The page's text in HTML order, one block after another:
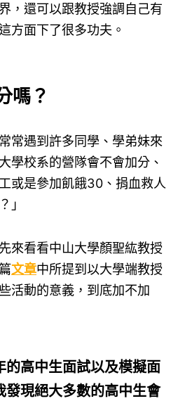
，還可以跟教授強調自己有
方面下了很多功夫。
嗎？
常遇到許多同學、學弟妹來
學校系的營隊會不會加分、
或是參加飢餓30、捐血救人
」
來看看中山大學顏聖紘教授
文章中所提到以大學端教授
活動的意義，到底加不加
的高中生面試以及模擬面
發現絕大多數的高中生會